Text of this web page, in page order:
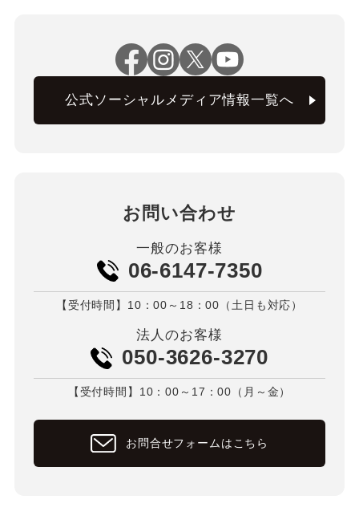
公式ソーシャルメディア情報一覧へ
お問い合わせ
一般のお客様
06-6147-7350
【受付時間】10：00～18：00（土日も対応）
法人のお客様
050-3626-3270
【受付時間】10：00～17：00（月～金）
お問合せフォームはこちら